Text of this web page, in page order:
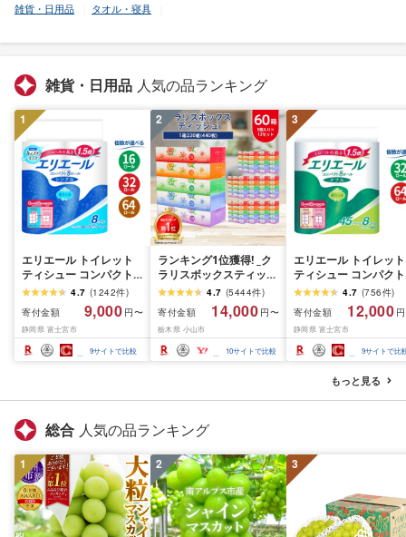
雑貨・日用品 タオル・寝具
雑貨・日用品 人気の品ランキング
1
エリエール トイレット
ティシュー コンパクト
シングル [個数が選べ
る:16・32・64 ロール]
1.5倍巻 82.5m トイレッ
トペーパー シングル パ
ルプ100% 香りつき 日用
品 消耗品 備蓄 ふるさと
4.7 (1242件)
寄付金額
9,000 円〜
静岡県 富士宮市
9サイトで比較
2
ランキング1位獲得! _ク
ラリスボックスティッシ
ュ60箱(1箱220組(440
枚))(5個入り×12セット)_
ティッシュ ティッシュ
ペーパー 日用品 常備品
生活用品 まとめ買い [配
送不可地域:離島・沖縄
4.7 (5444件)
寄付金額
14,000 円〜
栃木県 小山市
10サイトで比較
3
エリエール トイレット
ティシュー コンパクト
ダブル [選べるロール
数:32・64 ロール] 1.5
巻 45m トイレットペ
パー ダブル パルプ
香りつき 日用品 消耗
備蓄 ふるさと納税 ふ
さと 送料無料 静岡県
4.7 (756件)
寄付金額
12,000
静岡県 富士宮市
9サイトで比
もっと見る
総合 人気の品ランキング
1 2 3